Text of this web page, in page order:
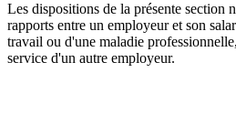
Les dispositions de la présente section
rapports entre un employeur et son
travail ou d'une maladie
service d'un autre employeur.